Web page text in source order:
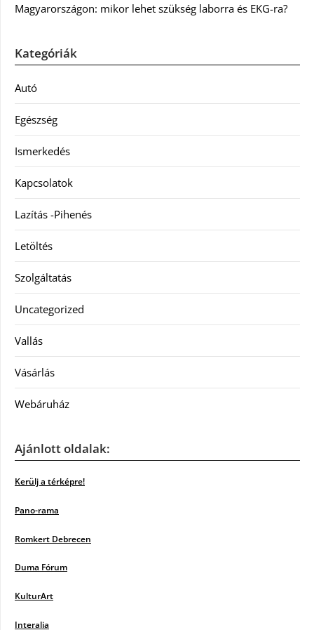
Magyarországon: mikor lehet szükség laborra és EKG-ra?
Kategóriák
Autó
Egészség
Ismerkedés
Kapcsolatok
Lazítás -Pihenés
Letöltés
Szolgáltatás
Uncategorized
Vallás
Vásárlás
Webáruház
Ajánlott oldalak:
Kerülj a térképre!
Pano-rama
Romkert Debrecen
Duma Fórum
KulturArt
Interalia